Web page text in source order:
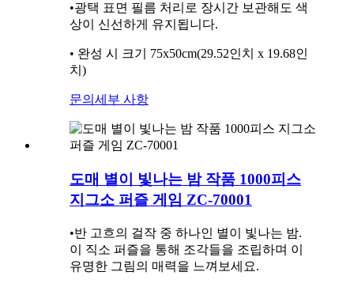
•광택 표면 필름 처리로 장시간 보관해도 색
상이 신선하게 유지됩니다.
• 완성 시 크기 75x50cm(29.52인치 x 19.68인
치)
문의 세부 사항
도매 별이 빛나는 밤 작품 1000피스
지그소 퍼즐 게임 ZC-70001
•반 고흐의 걸작 중 하나인 별이 빛나는 밤.
이 직소 퍼즐을 통해 조각들을 조립하며 이
유명한 그림의 매력을 느껴보세요.